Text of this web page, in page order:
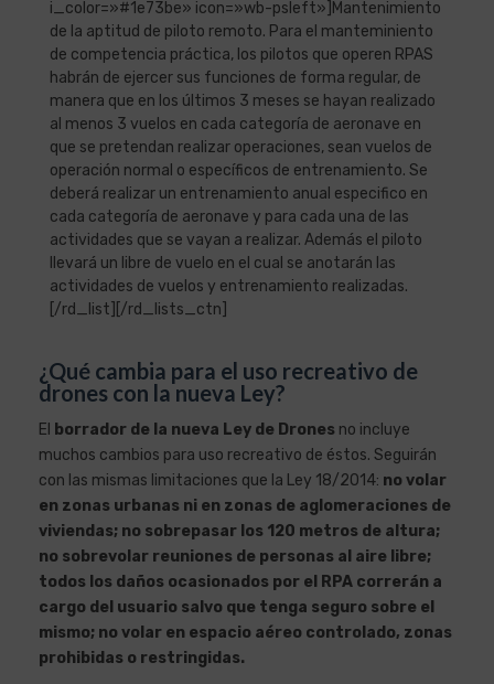
i_color=»#1e73be» icon=»wb-psleft»]Mantenimiento
de la aptitud de piloto remoto. Para el manteminiento
de competencia práctica, los pilotos que operen RPAS
habrán de ejercer sus funciones de forma regular, de
manera que en los últimos 3 meses se hayan realizado
al menos 3 vuelos en cada categoría de aeronave en
que se pretendan realizar operaciones, sean vuelos de
operación normal o específicos de entrenamiento. Se
deberá realizar un entrenamiento anual especifico en
cada categoría de aeronave y para cada una de las
actividades que se vayan a realizar. Además el piloto
llevará un libre de vuelo en el cual se anotarán las
actividades de vuelos y entrenamiento realizadas.
[/rd_list][/rd_lists_ctn]
¿Qué cambia para el uso recreativo de
drones con la nueva Ley?
El borrador de la nueva Ley de Drones no incluye
muchos cambios para uso recreativo de éstos. Seguirán
con las mismas limitaciones que la Ley 18/2014: no volar
en zonas urbanas ni en zonas de aglomeraciones de
viviendas; no sobrepasar los 120 metros de altura;
no sobrevolar reuniones de personas al aire libre;
todos los daños ocasionados por el RPA correrán a
cargo del usuario salvo que tenga seguro sobre el
mismo; no volar en espacio aéreo controlado, zonas
prohibidas o restringidas.